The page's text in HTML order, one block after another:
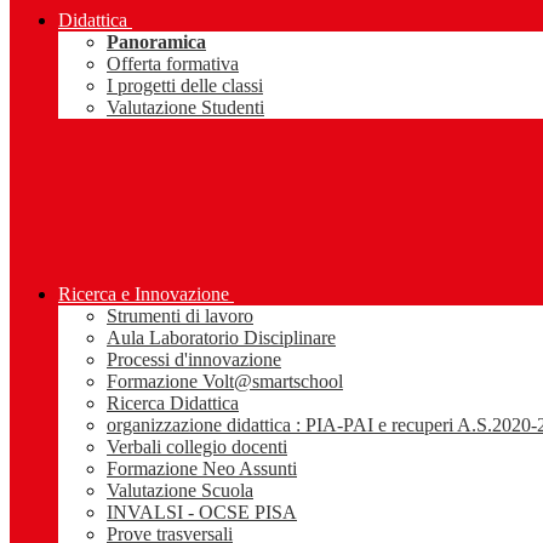
Didattica
Panoramica
Offerta formativa
I progetti delle classi
Valutazione Studenti
Ricerca e Innovazione
Strumenti di lavoro
Aula Laboratorio Disciplinare
Processi d'innovazione
Formazione Volt@smartschool
Ricerca Didattica
organizzazione didattica : PIA-PAI e recuperi A.S.2020-
Verbali collegio docenti
Formazione Neo Assunti
Valutazione Scuola
INVALSI - OCSE PISA
Prove trasversali